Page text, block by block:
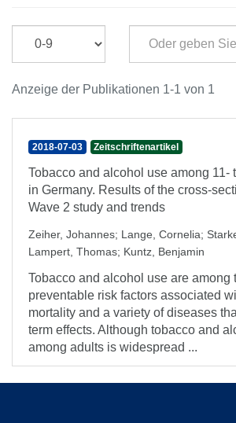
Anzeige der Publikationen 1-1 von 1
2018-07-03 Zeitschriftenartikel
Tobacco and alcohol use among 11-
in Germany. Results of the cross-
Wave 2 study and trends
Zeiher, Johannes; Lange, Cornelia;
Lampert, Thomas; Kuntz, Benjamin
Tobacco and alcohol use are among
preventable risk factors associated
mortality and a variety of diseases
term effects. Although tobacco and
among adults is widespread ...